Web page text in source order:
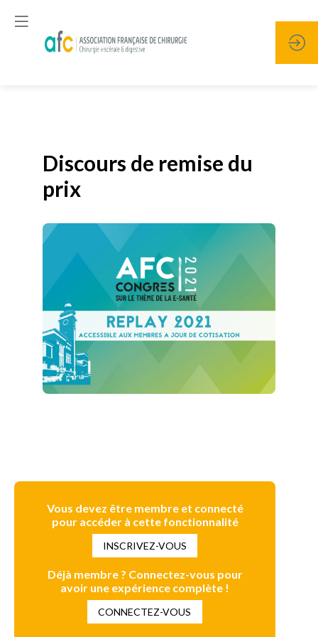
Discours de remise du
prix
Vous devez être membre et connecté
pour accéder à cette fonctionnalité
INSCRIVEZ-VOUS
Déjà membre ? Connectez-vous pour
avoir une expérience complète !
CONNECTEZ-VOUS